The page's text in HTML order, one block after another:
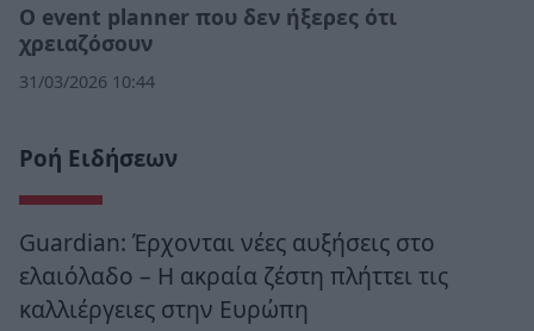
Ο event planner που δεν ήξερες ότι
χρειαζόσουν
31/03/2026 10:44
Ροή Ειδήσεων
Guardian: Έρχονται νέες αυξήσεις στο
ελαιόλαδο – Η ακραία ζέστη πλήττει τις
καλλιέργειες στην Ευρώπη